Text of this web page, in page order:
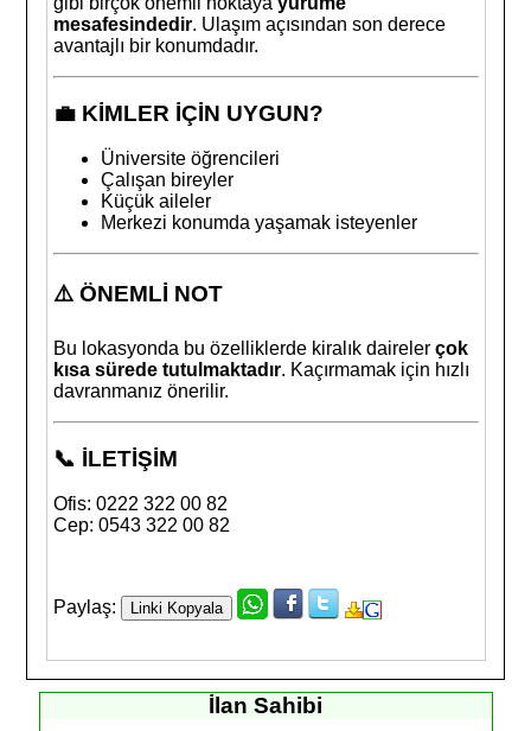
mesafesindedir. Ulaşım açısından son derece
avantajlı bir konumdadır.
💼 KİMLER İÇİN UYGUN?
Üniversite öğrencileri
Çalışan bireyler
Küçük aileler
Merkezi konumda yaşamak isteyenler
⚠️ ÖNEMLİ NOT
Bu lokasyonda bu özelliklerde kiralık daireler çok
kısa sürede tutulmaktadır. Kaçırmamak için hızlı
davranmanız önerilir.
📞 İLETİŞİM
Ofis: 0222 322 00 82
Cep: 0543 322 00 82
Paylaş:
İlan Sahibi